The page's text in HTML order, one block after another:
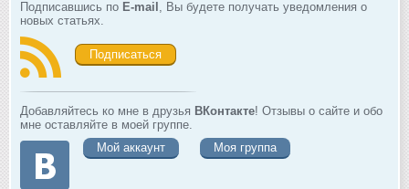
Подписавшись по E-mail , Вы будете получать уведомления о
новых статьях.
Подписаться
Добавляйтесь ко мне в друзья ВКонтакте! Отзывы о сайте и обо
мне оставляйте в моей группе.
Мой аккаунт
Моя группа